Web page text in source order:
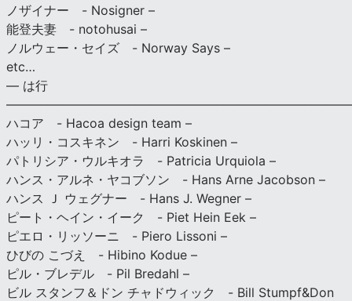
ノザイナー - Nosigner –
能登夫妻 - notohusai –
ノルウェー・セイズ - Norway Says –
etc…
— は行
ハコア - Hacoa design team –
ハッリ・コスキネン - Harri Koskinen –
パトリシア・ウルキオラ - Patricia Urquiola –
ハンス・アルネ・ヤコブソン - Hans Arne Jacobson –
ハンス Ｊ ウェグナー - Hans J. Wegner –
ピート・ヘイン・イーク - Piet Hein Eek –
ピエロ・リッソーニ - Piero Lissoni –
ひびの こづえ - Hibino Kodue –
ピル・ブレデル - Pil Bredahl –
ビル スタンフ＆ドン チャドウィック - Bill Stumpf&Don